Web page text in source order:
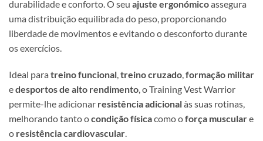
durabilidade e conforto. O seu ajuste ergonómicoassegura
uma distribuição equilibrada do peso, proporcionando
liberdade de movimentos e evitando o desconforto durante
os exercícios.
Ideal para treino funcional,treino cruzado,formação militar
edesportos de alto rendimento, o Training Vest Warrior
permite-lhe adicionar resistência adicionalàs suas rotinas,
melhorando tanto ocondição físicacomo oforça musculare
o resistência cardiovascular.